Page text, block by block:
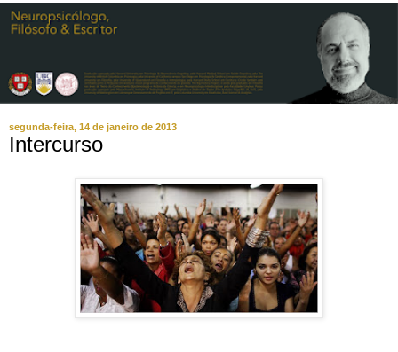
segunda-feira, 14 de janeiro de 2013
Intercurso